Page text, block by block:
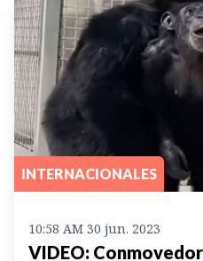
INTERNACIONALES
10:58 AM 30 jun. 2023
VIDEO: